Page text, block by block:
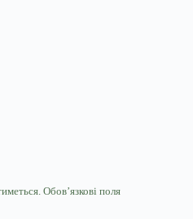
Обов’язкові поля